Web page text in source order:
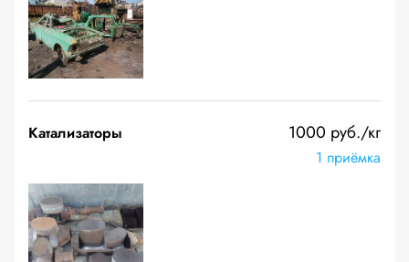
Катализаторы 1000 руб./кг
1 приёмка